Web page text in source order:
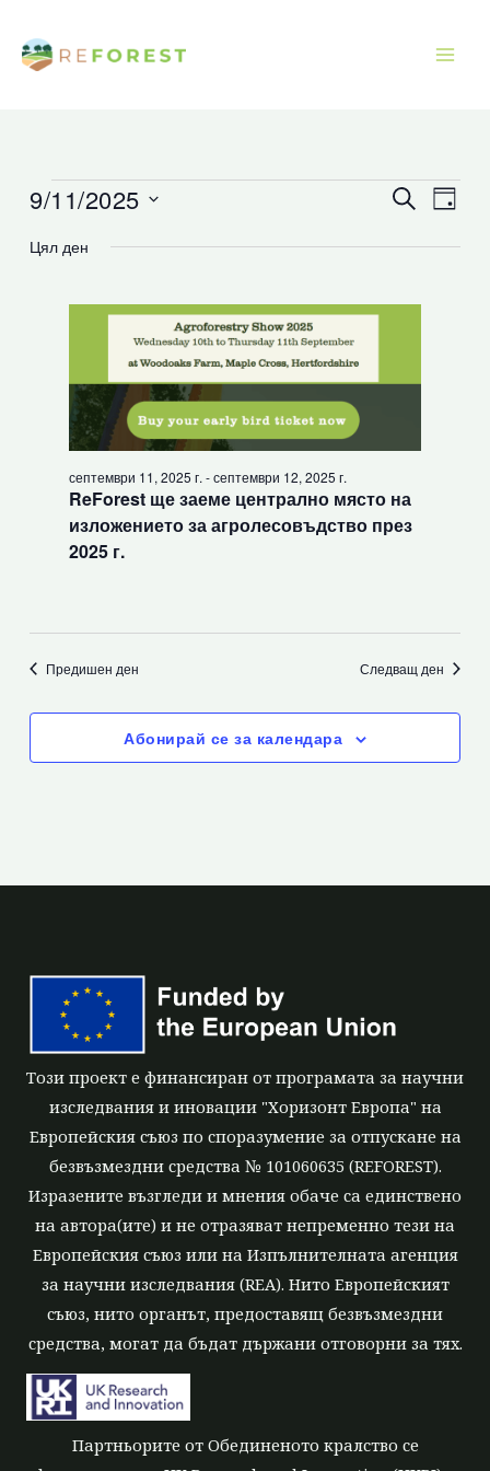
към
съдържанието
Събития
септември
Събития
Търсене
Ден
9/11/2025
дата.
Цял ден
ReForest ще заеме централно място на
изложението за агролесовъдство през
2025 г.
септември 11, 2025 г. -септември 12, 2025 г.
Предишен ден Следващ ден
Абонирай се за календара
Този проект е финансиран от програмата за научни
изследвания и иновации "Хоризонт Европа" на
Европейския съюз по споразумение за отпускане на
безвъзмездни средства № 101060635 (REFOREST).
Изразените възгледи и мнения обаче са единствено
на автора(ите) и не отразяват непременно тези на
Европейския съюз или на Изпълнителната агенция
за научни изследвания (REA). Нито Европейският
съюз, нито органът, предоставящ безвъзмездни
средства, могат да бъдат държани отговорни за тях.
Партньорите от Обединеното кралство се